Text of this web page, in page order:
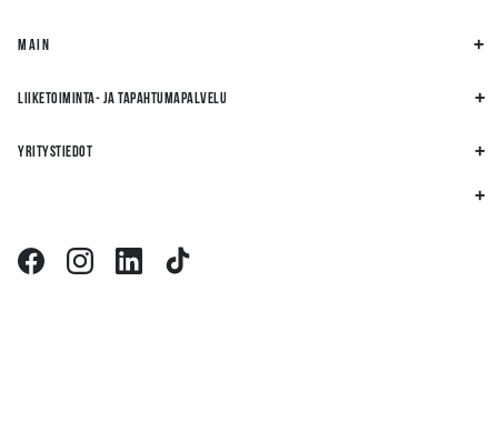
MAIN
LIIKETOIMINTA- JA TAPAHTUMAPALVELU
YRITYSTIEDOT